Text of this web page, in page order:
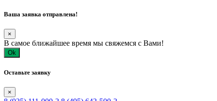
Ваша заявка отправлена!
×
В самое ближайшее время мы свяжемся с Вами!
Ok
Оставьте заявку
×